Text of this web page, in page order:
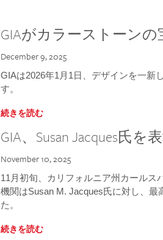
GIAがカラーストーン
December 9, 2025
GIAは2026年1月1日、デザインを一新
す。
続きを読む
GIA、Susan Jacques氏を
November 10, 2025
11月初旬、カリフォルニア州カールス
機関はSusan M. Jacques氏に対し、最
た。
続きを読む